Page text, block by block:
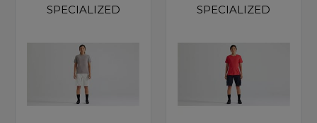
SPECIALIZED SPECIALIZED